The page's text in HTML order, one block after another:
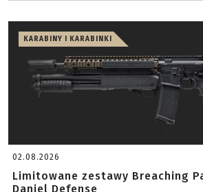
KARABINY I KARABINKI
02.08.2026
Limitowane zestawy Breaching
Daniel Defense